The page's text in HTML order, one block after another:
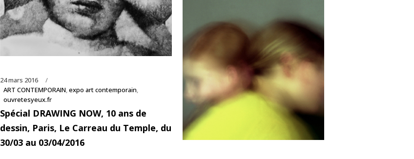
24 mars 2016
ART CONTEMPORAIN,expo art contemporain,
ouvretesyeux.fr
Spécial DRAWING NOW, 10 ans de
dessin, Paris, Le Carreau du Temple, du
30/03 au 03/04/2016